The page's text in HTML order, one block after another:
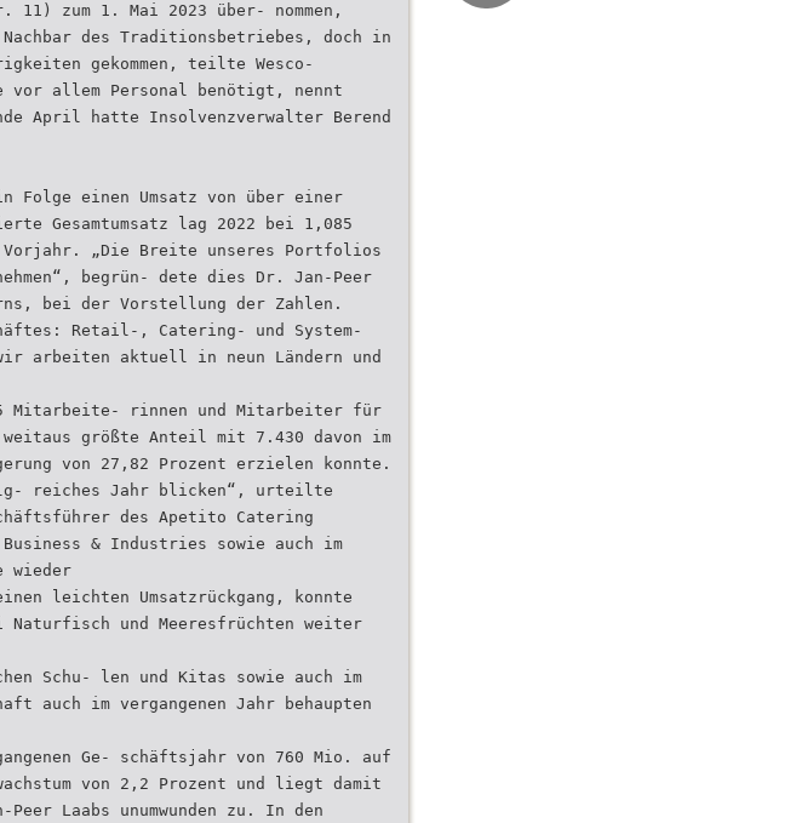
zum 1. Mai 2023 über- nommen,
des Traditionsbetriebes, doch in
gekommen, teilte Wesco-
vor allem Personal benötigt, nennt
April hatte Insolvenzverwalter Berend
Folge einen Umsatz von über einer
Gesamtumsatz lag 2022 bei 1,085
„Die Breite unseres Portfolios
begrün- dete dies Dr. Jan-Peer
bei der Vorstellung der Zahlen.
Retail-, Catering- und System-
arbeiten aktuell in neun Ländern und
Mitarbeite- rinnen und Mitarbeiter für
größte Anteil mit 7.430 davon im
von 27,82 Prozent erzielen konnte.
reiches Jahr blicken“, urteilte
des Apetito Catering
& Industries sowie auch im
wieder
leichten Umsatzrückgang, konnte
und Meeresfrüchten weiter
Schu- len und Kitas sowie auch im
auch im vergangenen Jahr behaupten
Ge- schäftsjahr von 760 Mio. auf
von 2,2 Prozent und liegt damit
Laabs unumwunden zu. In den